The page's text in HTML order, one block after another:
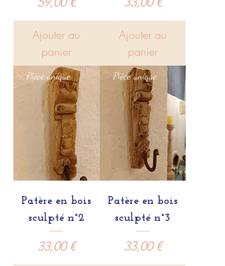
Ajouter au
panier
Ajouter au
panier
Pièce unique
Patère en bois
sculpté n°2
Prix
33,00 €
Pièce unique
Patère en bois
sculpté n°3
Prix
33,00 €